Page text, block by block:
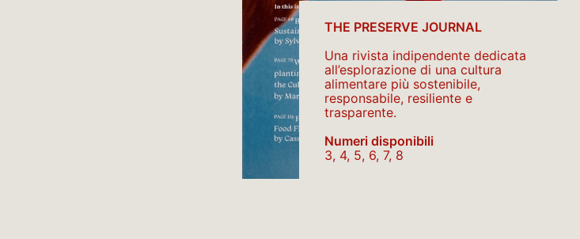
THE PRESERVE JOURNAL
Una rivista indipendente dedicata
all’esplorazione di una cultura
alimentare più sostenibile,
responsabile, resiliente e
trasparente.
Numeri disponibili
3, 4, 5, 6, 7, 8